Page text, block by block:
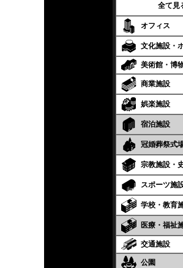
全て見
オフィス
文化施設・
美術館・博
商業施設
娯楽施設
宿泊施設
冠婚葬祭式
宗教施設・
スポーツ施
学校・教育
医療・福祉
交通施設
公園